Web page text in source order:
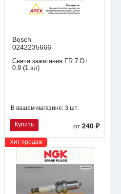
Bosch
0242235666
Свеча зажигания FR 7 D+
0.9 (1 эл)
В вашем магазине: 3 шт.
Купить от240 ₽
Хит продаж